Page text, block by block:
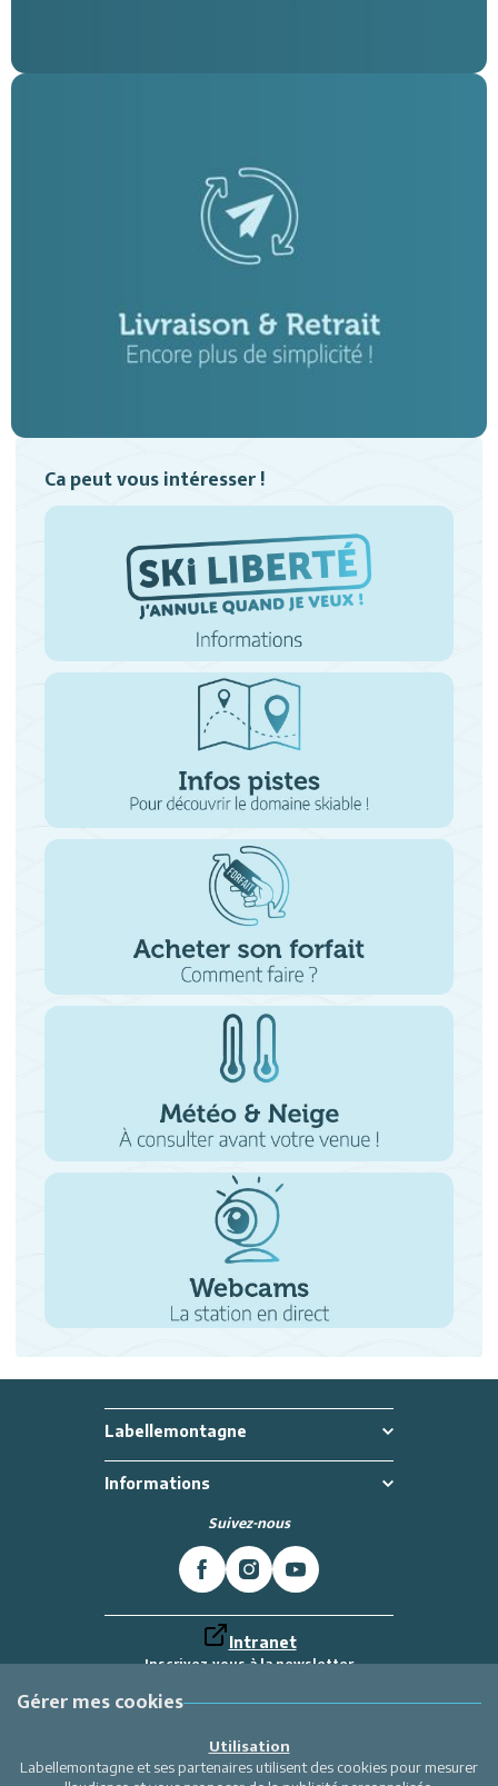
Ca peut vous intéresser !
Labellemontagne
Informations
Suivez-nous
Intranet
Inscrivez-vous à la newsletter
Labellemontagne
Gérer mes cookies
Utilisation
Labellemontagne et ses partenaires utilisent des cookies pour mesurer